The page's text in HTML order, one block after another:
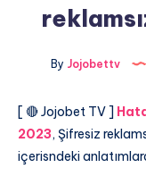
By Jojobettv
[ 🔴 Jojobet TV ]
2023, Şifresiz
içerisndeki